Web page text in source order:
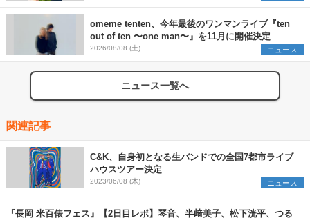
omeme tenten、今年最後のワンマンライブ『ten
out of ten 〜one man〜』を11月に開催決定
2026/08/08 (土) ニュース
ニュース一覧へ
関連記事
C&K、自身初となる生バンドでの全国7都市ライブ
ハウスツアー決定
2023/06/08 (木) ニュース
『長岡 米百俵フェス』【2日目レポ】琴音、半﨑美子、松下洸平、つる